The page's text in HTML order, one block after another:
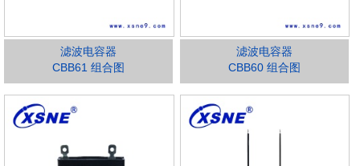
滤波电容器
CBB61 组合图
滤波电容器
CBB60 组合图